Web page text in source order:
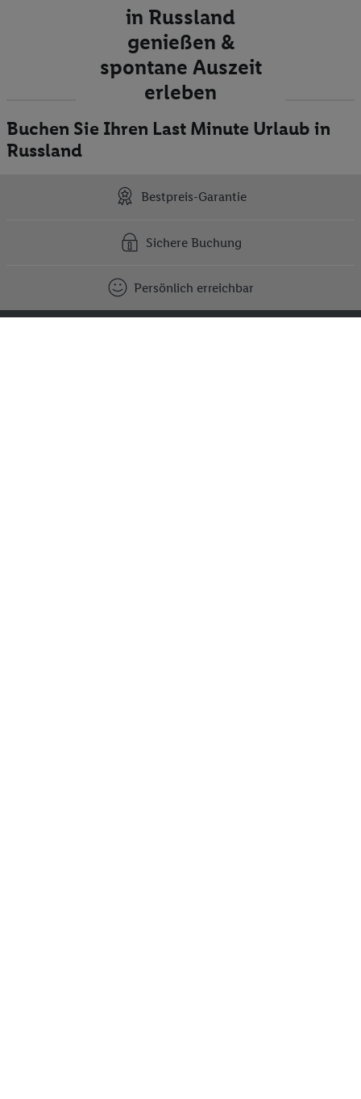
in Russland
genießen &
spontane Auszeit
erleben
Buchen Sie Ihren Last Minute Urlaub in
Russland
Bestpreis-Garantie
Sichere Buchung
Persönlich erreichbar